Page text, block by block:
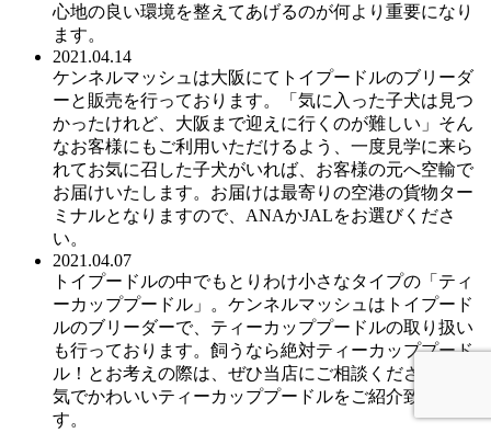
心地の良い環境を整えてあげるのが何より重要になり
ます。
2021.04.14
ケンネルマッシュは大阪にてトイプードルのブリーダ
ーと販売を行っております。「気に入った子犬は見つ
かったけれど、大阪まで迎えに行くのが難しい」そん
なお客様にもご利用いただけるよう、一度見学に来ら
れてお気に召した子犬がいれば、お客様の元へ空輸で
お届けいたします。お届けは最寄りの空港の貨物ター
ミナルとなりますので、ANAかJALをお選びくださ
い。
2021.04.07
トイプードルの中でもとりわけ小さなタイプの「ティ
ーカッププードル」。ケンネルマッシュはトイプード
ルのブリーダーで、ティーカッププードルの取り扱い
も行っております。飼うなら絶対ティーカッププード
ル！とお考えの際は、ぜひ当店にご相談ください。元
気でかわいいティーカッププードルをご紹介致しま
す。